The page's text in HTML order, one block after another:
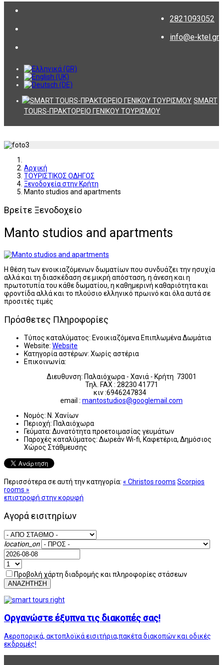
2821093052
info@e-ktel.gr
SMART
TOURS-ΠΡΑΚΤΟΡΕΙΟ ΓΕΝΙΚΟΥ ΤΟΥΡΙΣΜΟΥ
Αρχική
ΤΟΥΡΙΣΤΙΚΟΣ ΟΔΗΓΟΣ
Ξενοδοχεία στην Κρήτη
Manto studios and apartments
Βρείτε Ξενοδοχείο
Manto studios and apartments
Η θέση των ενοικιαζόμενων δωματίων που συνδυάζει την ησυχία
αλλά και τη διασκέδαση σε μικρή απόσταση, η άνεση και η
πρωτοτυπία του κάθε δωματίου, η καθημερινή καθαριότητα και
φροντίδα αλλά και το πλούσιο ελληνικό πρωινό και όλα αυτά σε
προσιτές τιμές
Πρόσθετες Πληροφορίες
Τύπος καταλύματος: Ενοικιαζόμενα Επιπλωμένα Δωμάτια
Website: Website
Κατηγορία αστέρων: Χωρίς αστέρια
Επικοινωνία:
Διευθυνση: Παλαιόχωρα - Χανιά - Κρήτη 73001
Τηλ. FAX : 28230 41771
κιν :6946247834
email : mantostudios@googlemail.com
Νομός: Ν. Χανίων
Περιοχή: Παλαιόχωρα
Γεύματα: Δυνατότητα προετοιμασίας γευμάτων
Παροχές καταλύματος: Δωρεάν Wi-fi, Καφετέρια, Δημόσιος
Χώρος Στάθμευσης
Περισσότερα σε αυτή την κατηγορία: « Christos rooms Scorpios
rooms »
επιστροφή στην κορυφή
Αγορά εισιτηρίων
location_on
Προβολή χάρτη διαδρομής και πληροφορίες στάσεων
ΑΝΑΖΗΤΗΣΗ
Οργανώστε έξυπνα τις διακοπές σας!
Αεροπορικά, ακτοπλοϊκά εισιτήρια,πακέτα διακοπών και οδικές
εκδρομές!